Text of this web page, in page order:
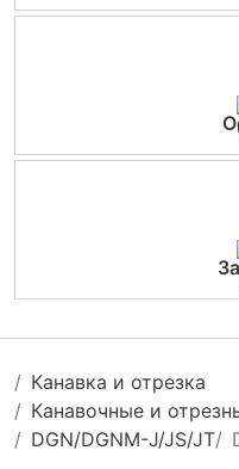
Канавка и отрезка
Канавочные и
DGN/DGNM-J/JS/JT